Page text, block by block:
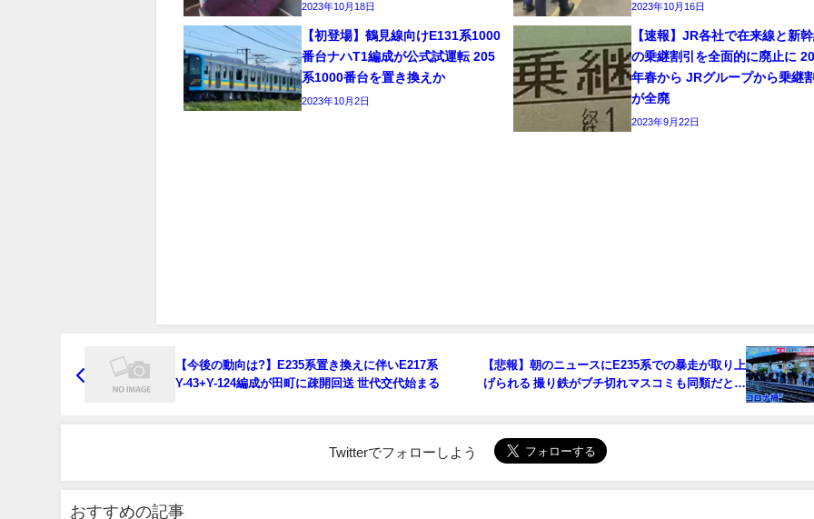
2023年10月18日 2023年10月16日
【初登場】鶴見線向けE131系1000
番台ナハT1編成が公式試運転 205
系1000番台を置き換えか
2023年10月2日
【速報】JR各社で在来線と新
の乗継割引を全面的に廃止に
年春から JRグループから乗継
が全廃
2023年9月22日
【今後の動向は?】E235系置き換えに伴いE217系
Y-43+Y-124編成が田町に疎開回送 世代交代始まる
【悲報】朝のニュースにE235系での暴走が取り上
げられる 撮り鉄がブチ切れマスコミも同類だと反
Twitterでフォローしよう
おすすめの記事